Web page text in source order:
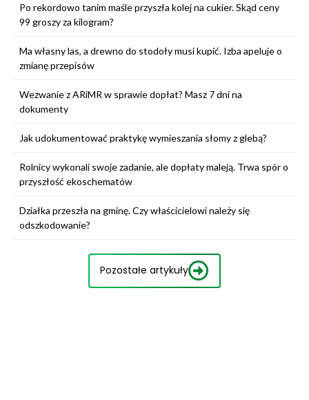
Po rekordowo tanim maśle przyszła kolej na cukier. Skąd ceny
99 groszy za kilogram?
Ma własny las, a drewno do stodoły musi kupić. Izba apeluje o
zmianę przepisów
Wezwanie z ARiMR w sprawie dopłat? Masz 7 dni na
dokumenty
Jak udokumentować praktykę wymieszania słomy z glebą?
Rolnicy wykonali swoje zadanie, ale dopłaty maleją. Trwa spór o
przyszłość ekoschematów
Działka przeszła na gminę. Czy właścicielowi należy się
odszkodowanie?
Pozostałe artykuły